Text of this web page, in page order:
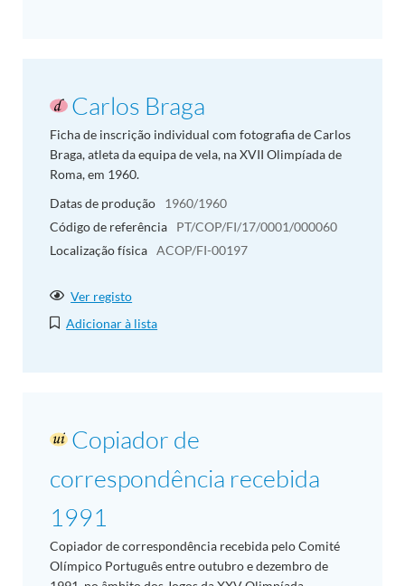
Carlos Braga
Ficha de inscrição individual com fotografia de Carlos
Braga, atleta da equipa de vela, na XVII Olimpíada de
Roma, em 1960.
Datas de produção
1960/1960
Código de referência
PT/COP/FI/17/0001/000060
Localização física ACOP/FI-00197
Ver registo
Adicionar à lista
Copiador de
correspondência recebida
1991
Copiador de correspondência recebida pelo Comité
Olímpico Português entre outubro e dezembro de